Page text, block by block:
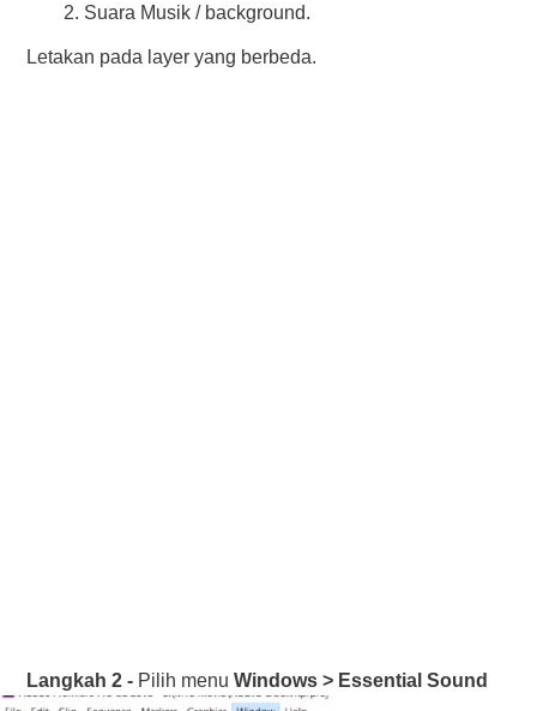
Suara Musik / background.
Letakan pada layer yang berbeda.
Langkah 2 - Pilih menu Windows > Essential Sound